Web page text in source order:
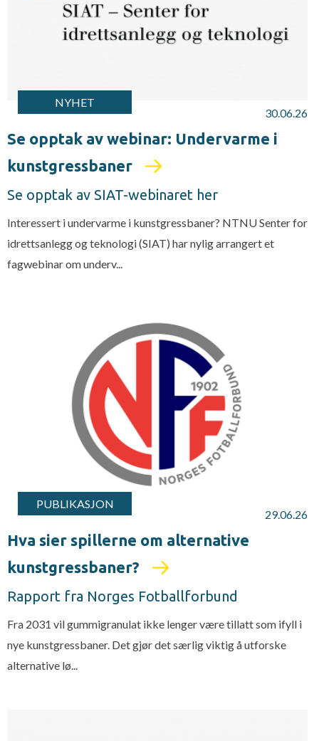
NYHET
30.06.26
Se opptak av webinar: Undervarme i
kunstgressbaner
Se opptak av SIAT-webinaret her
Interessert i undervarme i kunstgressbaner? NTNU Senter for
idrettsanlegg og teknologi (SIAT) har nylig arrangert et
fagwebinar om underv...
PUBLIKASJON
29.06.26
Hva sier spillerne om alternative
kunstgressbaner?
Rapport fra Norges Fotballforbund
Fra 2031 vil gummigranulat ikke lenger være tillatt som ifyll i
nye kunstgressbaner. Det gjør det særlig viktig å utforske
alternative lø...